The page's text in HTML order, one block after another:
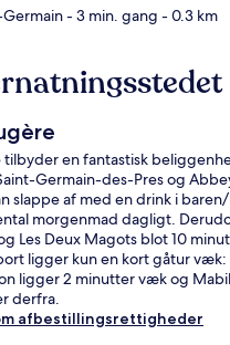
- 3 min. gang - 0.3 km
tilbyder en fantastisk
Germain-des-Pres og
slappe af med en drink i
morgenmad dagligt.
Les Deux Magots blot 10
ligger kun en kort gåtur væk:
ligger 2 minutter væk og
derfra.
afbestillingsrettigheder